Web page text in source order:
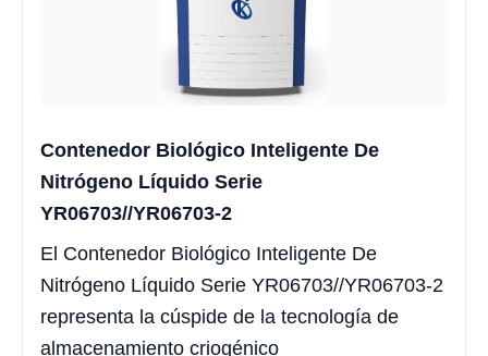
Contenedor Biológico Inteligente De
Nitrógeno Líquido Serie
YR06703//YR06703-2
El Contenedor Biológico Inteligente De
Nitrógeno Líquido Serie YR06703//YR06703-2
representa la cúspide de la tecnología de
almacenamiento criogénico